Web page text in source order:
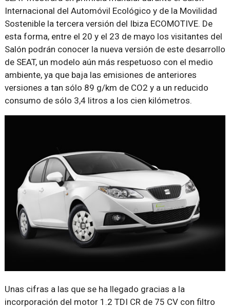
Internacional del Automóvil Ecológico y de la Movilidad
Sostenible la tercera versión del Ibiza ECOMOTIVE. De
esta forma, entre el 20 y el 23 de mayo los visitantes del
Salón podrán conocer la nueva versión de este desarrollo
de SEAT, un modelo aún más respetuoso con el medio
ambiente, ya que baja las emisiones de anteriores
versiones a tan sólo 89 g/km de CO2 y a un reducido
consumo de sólo 3,4 litros a los cien kilómetros.
Unas cifras a las que se ha llegado gracias a la
incorporación del motor 1.2 TDI CR de 75 CV con filtro